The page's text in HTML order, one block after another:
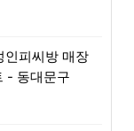
피씨방 매장
- 동대문구